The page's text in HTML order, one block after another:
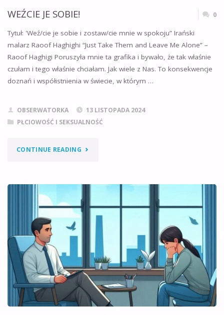
WEŹCIE JE SOBIE! 0
Tytuł: 'Weź/cie je sobie i zostaw/cie mnie w spokoju” Irański
malarz Raoof Haghighi “Just Take Them and Leave Me Alone” –
Raoof Haghigi Poruszyła mnie ta grafika i bywało, że tak właśnie
czułam i tego właśnie chciałam. Jak wiele z Nas. To konsekwencje
doznań i współistnienia w świecie, w którym …
OBSERWATORKA
13 LISTOPADA 2024
PŁCIOWOŚĆ I SEKSUALNOŚĆ
CONTINUE READING"WEŹCIE